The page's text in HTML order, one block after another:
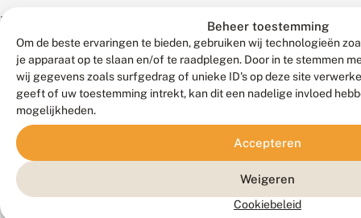
Beheer toestemming
Om de beste ervaringen te bieden, gebruiken wij technologieën
je apparaat op te slaan en/of te raadplegen. Door in te stemmen
wij gegevens zoals surfgedrag of unieke ID's op deze site
geeft of uw toestemming intrekt, kan dit een nadelige invloed
mogelijkheden.
Accepteren
Weigeren
Cookiebeleid
Zeldzaam.
Een
soort
die
lokaal
voorkomt
duinen;